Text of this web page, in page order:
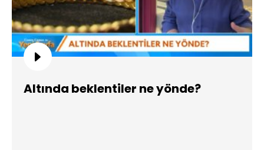
Altında beklentiler ne yönde?